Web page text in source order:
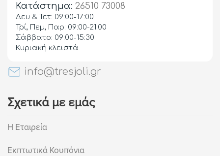
Κατάστημα: 26510 73008
Δευ & Τετ: 09:00-17:00
Τρί, Πεμ, Παρ: 09:00-21:00
Σάββατο: 09:00-15:30
Κυριακή κλειστά
info@tresjoli.gr
Σχετικά με εμάς
Η Εταιρεία
Εκπτωτικά Κουπόνια